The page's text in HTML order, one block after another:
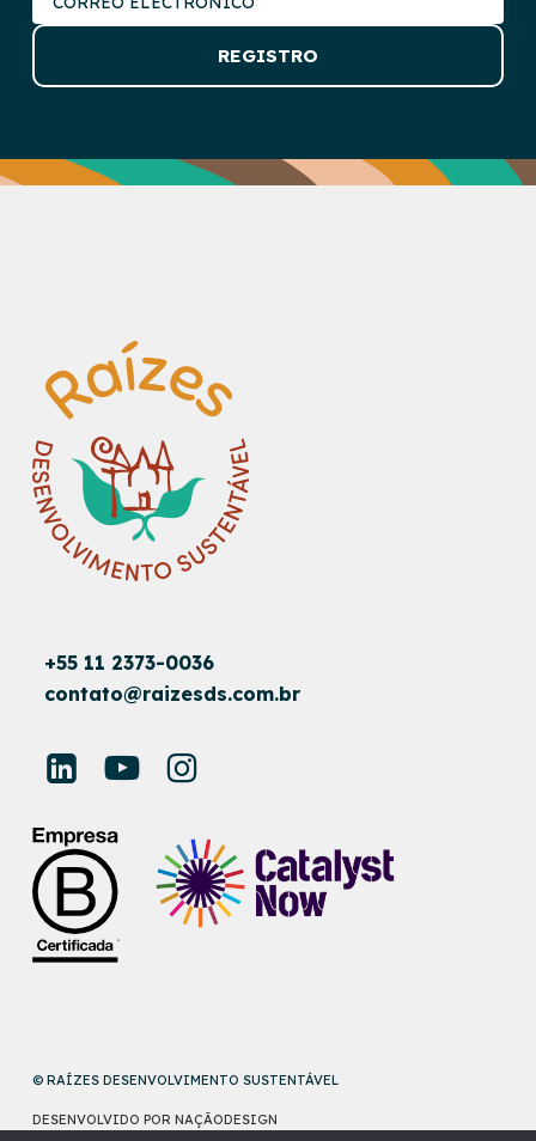
+55 11 2373-0036
contato@raizesds.com.br
© RAÍZES DESENVOLVIMENTO SUSTENTÁVEL
DESENVOLVIDO POR NAÇÃODESIGN